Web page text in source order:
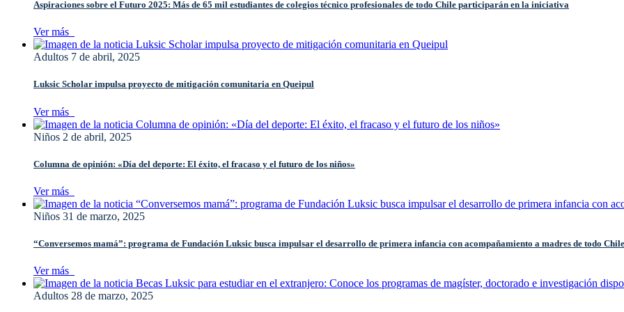
Aspiraciones sobre el Futuro 2025: Más de 65 mil estudiantes de colegios técnico profesionales de todo Chile participarán en la iniciativa
Ver más
Adultos 7 de abril, 2025
Luksic Scholar impulsa proyecto de mitigación comunitaria en Queipul
Ver más
Niños 2 de abril, 2025
Columna de opinión: «Día del deporte: El éxito, el fracaso y el futuro de los niños»
Ver más
Niños 31 de marzo, 2025
“Conversemos mamá”: programa de Fundación Luksic busca impulsar el desarrollo de primera infancia con acompañamiento a madres de todo Chile
Ver más
Adultos 28 de marzo, 2025